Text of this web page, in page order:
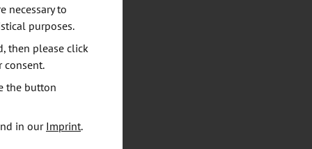
necessary to
purposes.
then please click
consent.
the button
in our Imprint.